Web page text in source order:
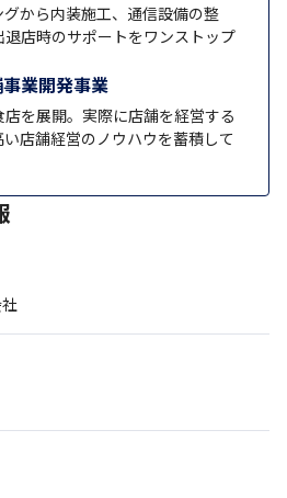
から内装施工、通信設備の整
店時のサポートをワンストップ
業開発事業
を展開。実際に店舗を経営する
店舗経営のノウハウを蓄積して